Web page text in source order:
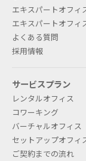
エキスパートオフィ
エキスパートオフィ
よくある質問
採用情報
サービスプラン
レンタルオフィス
コワーキング
バーチャルオフィス
セットアップオフィ
ご契約までの流れ